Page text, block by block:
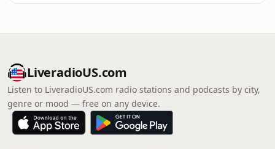
LiveradioUS.com
Listen to LiveradioUS.com radio stations and podcasts by city,
genre or mood — free on any device.